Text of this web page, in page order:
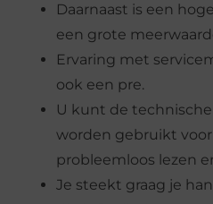
Daarnaast is een
een grote
Ervaring met
ook een pre.
U kunt de
worden gebruikt
probleemloos lezen
Je steekt graag je